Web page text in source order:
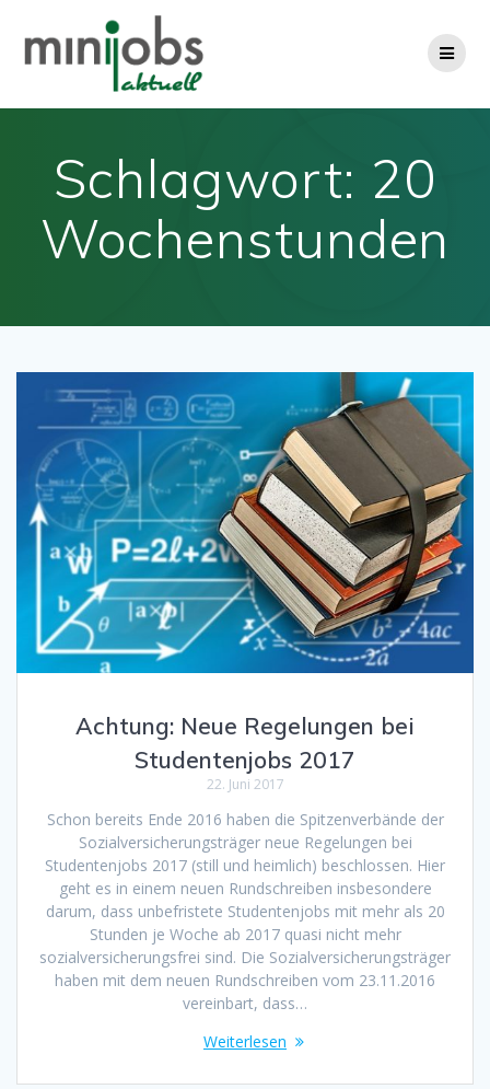
Schlagwort: 20
Wochenstunden
Achtung: Neue Regelungen bei
Studentenjobs 2017
22. Juni 2017
Schon bereits Ende 2016 haben die Spitzenverbände der
Sozialversicherungsträger neue Regelungen bei
Studentenjobs 2017 (still und heimlich) beschlossen. Hier
geht es in einem neuen Rundschreiben insbesondere
darum, dass unbefristete Studentenjobs mit mehr als 20
Stunden je Woche ab 2017 quasi nicht mehr
sozialversicherungsfrei sind. Die Sozialversicherungsträger
haben mit dem neuen Rundschreiben vom 23.11.2016
vereinbart, dass…
Weiterlesen